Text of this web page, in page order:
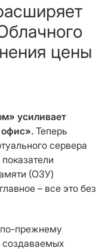
цены
усиливает
Теперь
сервера
показатели
(ОЗУ)
– все это без
по-прежнему
создаваемых